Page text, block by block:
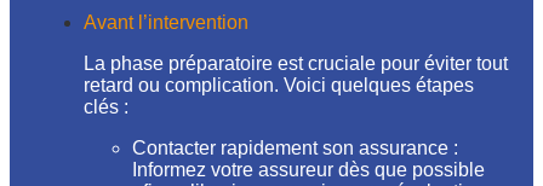
Avant l’intervention
La phase préparatoire est cruciale pour éviter tout
retard ou complication. Voici quelques étapes
clés :
Contacter rapidement son assurance :
Informez votre assureur dès que possible